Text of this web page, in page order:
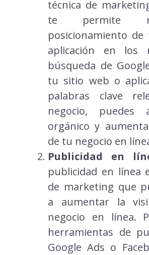
técnica de
te permite
posicionamiento
aplicación en los
búsqueda de
tu sitio web o
palabras clave
negocio, puedes
orgánico y
de tu negocio en
Publicidad en
publicidad en línea
de marketing que
a aumentar la
negocio en línea.
herramientas de
Google Ads o